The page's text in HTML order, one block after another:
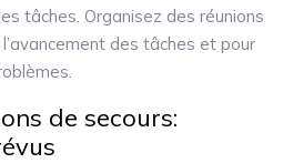
tâches. Organisez des réunions
des tâches et pour
de secours: